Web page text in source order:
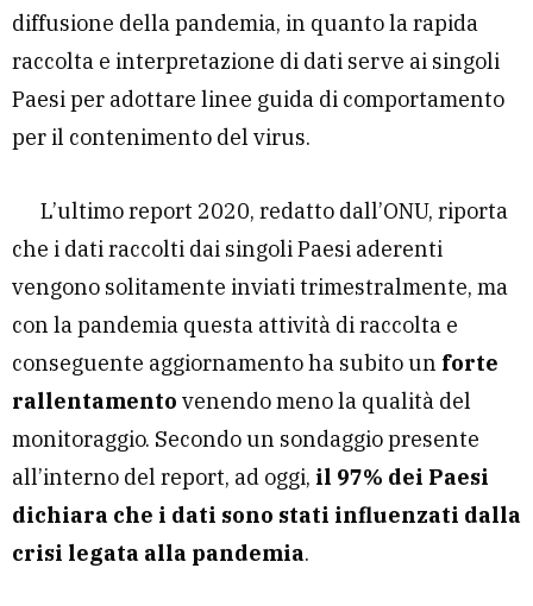
diffusione della pandemia, in quanto la rapida
raccolta e interpretazione di dati serve ai singoli
Paesi per adottare linee guida di comportamento
per il contenimento del virus.
L’ultimo report 2020, redatto dall’ONU, riporta
che i dati raccolti dai singoli Paesi aderenti
vengono solitamente inviati trimestralmente, ma
con la pandemia questa attività di raccolta e
conseguente aggiornamento ha subito un forte
rallentamento venendo meno la qualità del
monitoraggio. Secondo un sondaggio presente
all’interno del report, ad oggi, il 97% dei Paesi
dichiara che i dati sono stati influenzati dalla
crisi legata alla pandemia.